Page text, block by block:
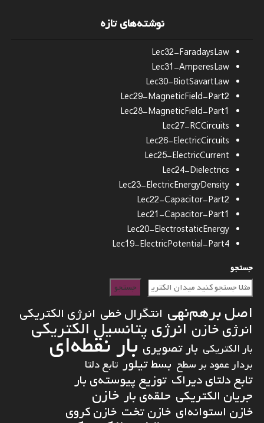
نوشته‌های تازه
Lec32-FaradaysLaw
Lec31-AmperesLaw
Lec30-BiotSavartLaw
Lec29-MagneticField-Part2
Lec28-MagneticField-Part1
Lec27-RCCircuits
Lec26-ElectricCircuits
Lec25-ElectricCurrent
Lec24-Dielectrics
Lec23-ElectricEnergyDensity
Lec22-Capacitor-Part2
Lec21-Capacitor-Part1
Lec20-ElectrostaticEnergy
Lec19-ElectricPotential-Part4
جستجو
جستجو
اصل برهم‌نهی انتگرال خطی انرژی الکتریکی
انرژی خازن انرژی پتانسیل الکتریکی
بار الکتریکی بار تصویری بار نقطه‌ای
بردار عمود بر سطح بسط تیلور تابع دلتا
تابع دلتای دیراک توزیع پیوسته‌ی بار
جریان الکتریکی حلقه‌ی بار خازن
خازن استوانه‌ای خازن تخت خازن کروی